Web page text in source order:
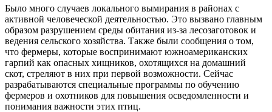
Было много случаев локального вымирания в районах с
активной человеческой деятельностью. Это вызвано главным
образом разрушением среды обитания из-за лесозаготовок и
ведения сельского хозяйства. Также были сообщения о том,
что фермеры, которые воспринимают южноамериканских
гарпий как опасных хищников, охотящихся на домашний
скот, стреляют в них при первой возможности. Сейчас
разрабатываются специальные программы по обучению
фермеров и охотников для повышения осведомленности и
понимания важности этих птиц.